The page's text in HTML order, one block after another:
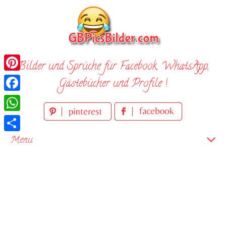
Bilder und Sprüche für Facebook, WhatsApp,
Gästebücher und Profile !
Menu
Pinterest
Facebook
WhatsApp
Teilen